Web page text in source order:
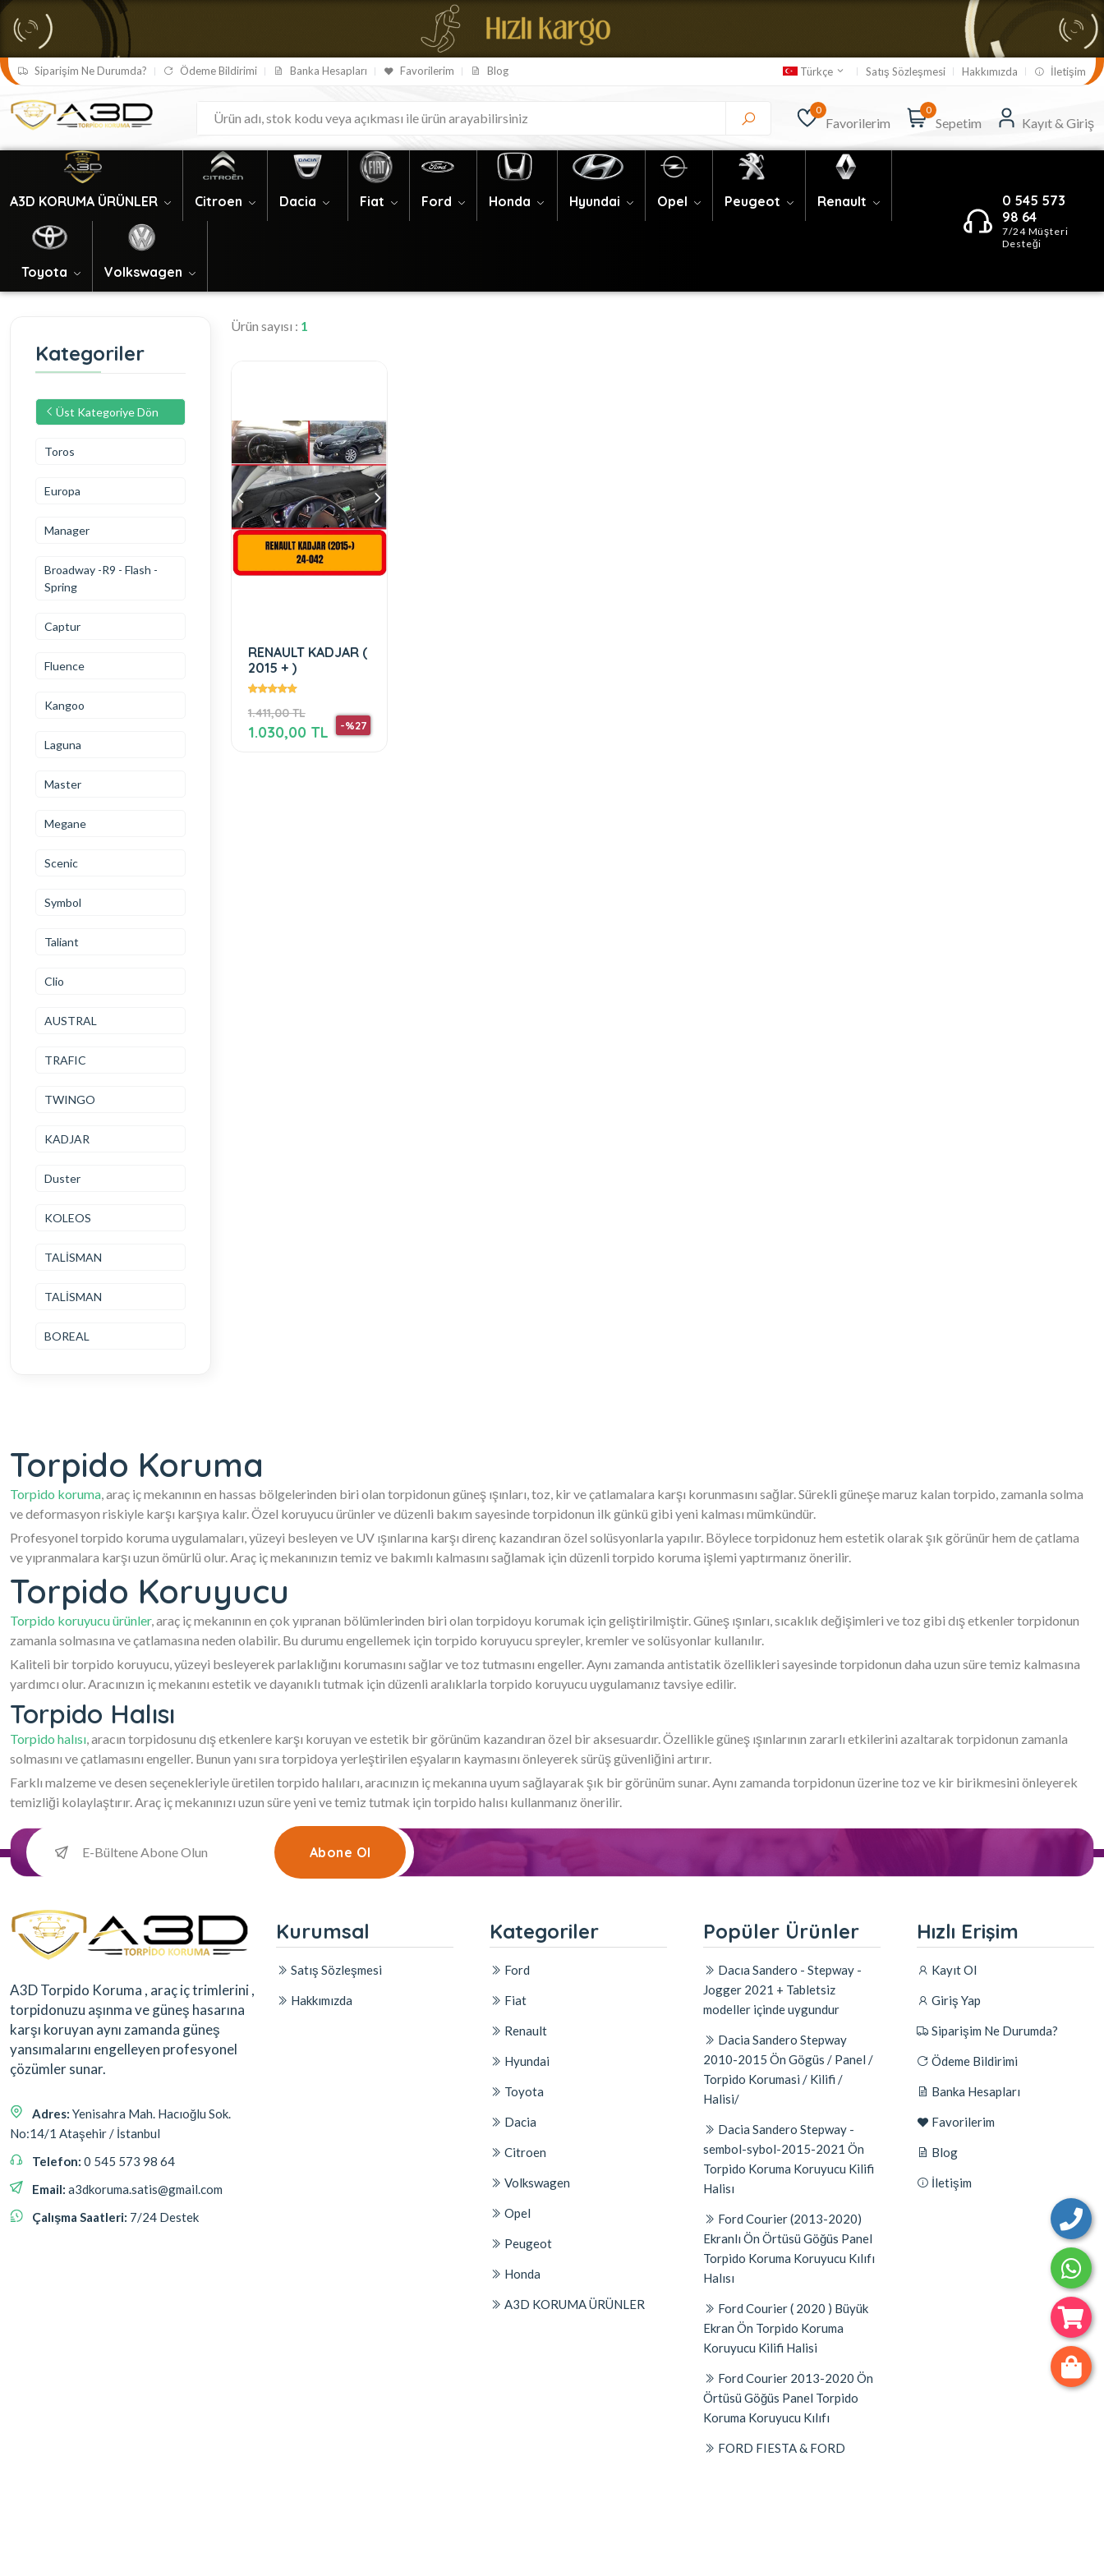
Siparişim Ne Durumda? Ödeme Bildirimi Banka Hesapları Favorilerim Blog Türkçe Satış Sözleşmesi Hakkımızda İletişim
0
Favorilerim
0
Sepetim Kayıt & Giriş
Bursa Su Tesisatcisi
Bursa Tesisatci
Bursa Tıkanıklık Açma
Ankara Bilgisayar TamiriAnkara Laptop Tamiri
A3D KORUMA ÜRÜNLER Citroen Dacia Fiat Ford Honda Hyundai Opel Peugeot Renault
Toyota Volkswagen
0 545 573
98 64
7/24 Müşteri
Desteği
Kategoriler
Üst Kategoriye Dön
Toros
Europa
Manager
Broadway -R9 - Flash -
Spring
Captur
Fluence
Kangoo
Laguna
Master
Megane
Scenic
Symbol
Taliant
Clio
AUSTRAL
TRAFIC
TWINGO
KADJAR
Duster
KOLEOS
TALİSMAN
TALİSMAN
BOREAL
Ürün sayısı : 1
RENAULT KADJAR (
2015 + )
1.411,00 TL
-%27
1.030,00 TL
Torpido Koruma
Torpido koruma, araç iç mekanının en hassas bölgelerinden biri olan torpidonun güneş ışınları, toz, kir ve çatlamalara karşı korunmasını sağlar. Sürekli güneşe maruz kalan torpido, zamanla solma
ve deformasyon riskiyle karşı karşıya kalır. Özel koruyucu ürünler ve düzenli bakım sayesinde torpidonun ilk günkü gibi yeni kalması mümkündür.
Profesyonel torpido koruma uygulamaları, yüzeyi besleyen ve UV ışınlarına karşı direnç kazandıran özel solüsyonlarla yapılır. Böylece torpidonuz hem estetik olarak şık görünür hem de çatlama
ve yıpranmalara karşı uzun ömürlü olur. Araç iç mekanınızın temiz ve bakımlı kalmasını sağlamak için düzenli torpido koruma işlemi yaptırmanız önerilir.
Torpido Koruyucu
Torpido koruyucu ürünler, araç iç mekanının en çok yıpranan bölümlerinden biri olan torpidoyu korumak için geliştirilmiştir. Güneş ışınları, sıcaklık değişimleri ve toz gibi dış etkenler torpidonun
zamanla solmasına ve çatlamasına neden olabilir. Bu durumu engellemek için torpido koruyucu spreyler, kremler ve solüsyonlar kullanılır.
Kaliteli bir torpido koruyucu, yüzeyi besleyerek parlaklığını korumasını sağlar ve toz tutmasını engeller. Aynı zamanda antistatik özellikleri sayesinde torpidonun daha uzun süre temiz kalmasına
yardımcı olur. Aracınızın iç mekanını estetik ve dayanıklı tutmak için düzenli aralıklarla torpido koruyucu uygulamanız tavsiye edilir.
Torpido Halısı
Torpido halısı, aracın torpidosunu dış etkenlere karşı koruyan ve estetik bir görünüm kazandıran özel bir aksesuardır. Özellikle güneş ışınlarının zararlı etkilerini azaltarak torpidonun zamanla
solmasını ve çatlamasını engeller. Bunun yanı sıra torpidoya yerleştirilen eşyaların kaymasını önleyerek sürüş güvenliğini artırır.
Farklı malzeme ve desen seçenekleriyle üretilen torpido halıları, aracınızın iç mekanına uyum sağlayarak şık bir görünüm sunar. Aynı zamanda torpidonun üzerine toz ve kir birikmesini önleyerek
temizliği kolaylaştırır. Araç iç mekanınızı uzun süre yeni ve temiz tutmak için torpido halısı kullanmanız önerilir.
Abone Ol
A3D Torpido Koruma , araç iç trimlerini ,
torpidonuzu aşınma ve güneş hasarına
karşı koruyan aynı zamanda güneş
yansımalarını engelleyen profesyonel
çözümler sunar.
Adres: Yenisahra Mah. Hacıoğlu Sok.
No:14/1 Ataşehir / İstanbul
Telefon: 0 545 573 98 64
Email: a3dkoruma.satis@gmail.com
Çalışma Saatleri: 7/24 Destek
Kurumsal
Satış Sözleşmesi
Hakkımızda
Kategoriler
Ford
Fiat
Renault
Hyundai
Toyota
Dacia
Citroen
Volkswagen
Opel
Peugeot
Honda
A3D KORUMA ÜRÜNLER
Popüler Ürünler
Dacıa Sandero - Stepway -
Jogger 2021 + Tabletsiz
modeller içinde uygundur
Dacia Sandero Stepway
2010-2015 Ön Gögüs / Panel /
Torpido Korumasi / Kilifi /
Halisi/
Dacia Sandero Stepway -
sembol-sybol-2015-2021 Ön
Torpido Koruma Koruyucu Kilifi
Halisı
Ford Courier (2013-2020)
Ekranlı Ön Örtüsü Göğüs Panel
Torpido Koruma Koruyucu Kılıfı
Halısı
Ford Courier ( 2020 ) Büyük
Ekran Ön Torpido Koruma
Koruyucu Kilifi Halisi
Ford Courier 2013-2020 Ön
Örtüsü Göğüs Panel Torpido
Koruma Koruyucu Kılıfı
FORD FIESTA & FORD
Hızlı Erişim
Kayıt Ol
Giriş Yap
Siparişim Ne Durumda?
Ödeme Bildirimi
Banka Hesapları
Favorilerim
Blog
İletişim